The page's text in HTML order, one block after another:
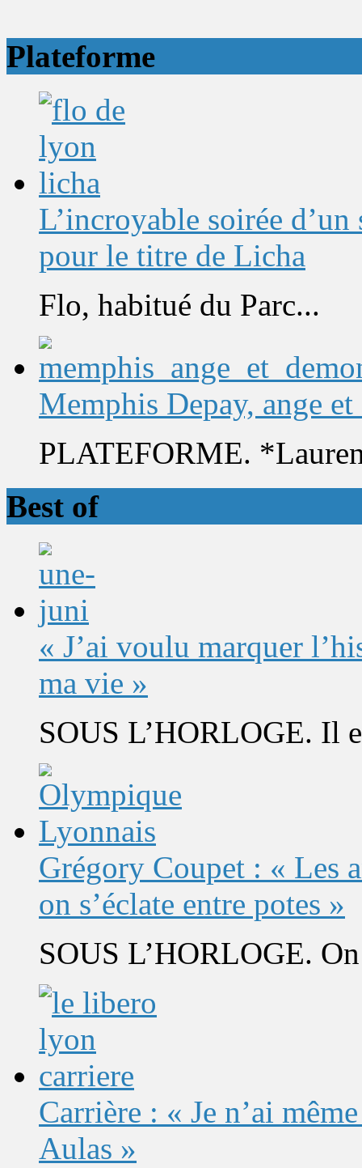
Plateforme
L’incroyable soirée
pour le titre de Licha
Flo, habitué du Parc...
Memphis Depay, ange et
PLATEFORME.
Best of
« J’ai voulu marquer
ma vie »
SOUS L’HORLOGE. Il
Grégory Coupet : « Les
on s’éclate entre potes »
SOUS L’HORLOGE.
Carrière : « Je n’ai
Aulas »